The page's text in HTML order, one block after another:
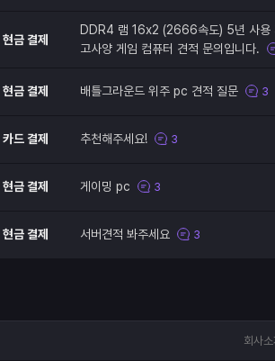
현금 결제
DDR4 램 16x2 (2666속도) 5년 사용
고사양 게임 컴퓨터 견적 문의입니다.
현금 결제 배틀그라운드 위주 pc 견적 질문 3
카드 결제 추천해주세요! 3
현금 결제 게이밍 pc 3
현금 결제 서버견적 봐주세요 3
회사소